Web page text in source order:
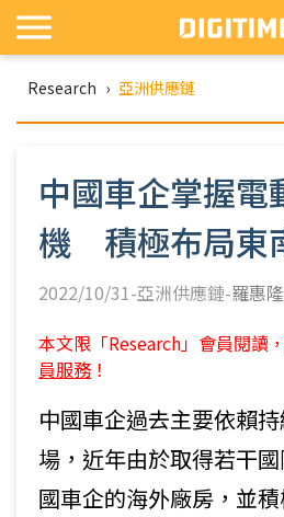
Research › 亞洲供應鏈
中國車企掌握電
機 積極布局東
2022/10/31-亞洲供應鏈-羅惠隆
本文限「Research」會員閱讀
員服務 ！
中國車企過去主要依賴
場，近年由於取得若干
國車企的海外廠房，並積